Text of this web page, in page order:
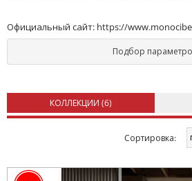
коммерческого, технического,
назначения. MONOCIBEC – ЭТО
Официальный сайт: https://
Подбор
КОЛЛЕКЦИИ (6)
Cортировка: